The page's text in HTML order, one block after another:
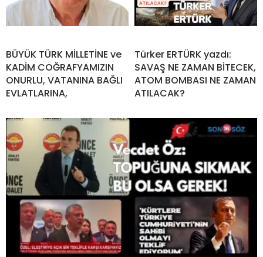
BÜYÜK TÜRK MİLLETİNE ve
KADİM COĞRAFYAMIZIN
ONURLU, VATANINA BAĞLI
EVLATLARINA,
Türker ERTÜRK yazdı:
SAVAŞ NE ZAMAN BİTECEK,
ATOM BOMBASI NE ZAMAN
ATILACAK?